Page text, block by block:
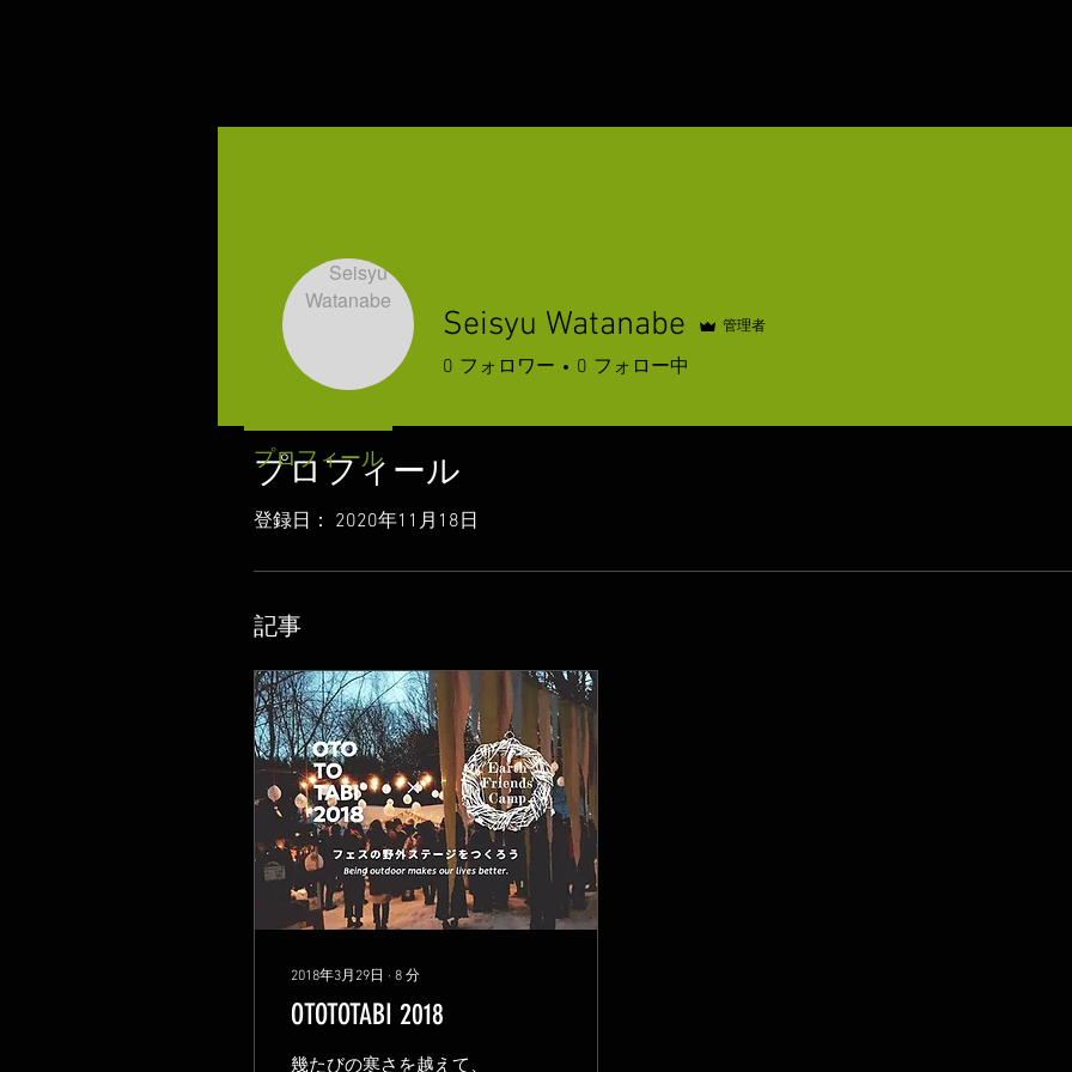
プロフィール
登録日： 2020年11月18日
記事
2018年3月29日 ∙ 8 分
OTOTOTABI 2018
幾たびの寒さを越えて、
Seisyu Watanabe 管理者
0 フォロワー 0 フォロー中
プロフィール